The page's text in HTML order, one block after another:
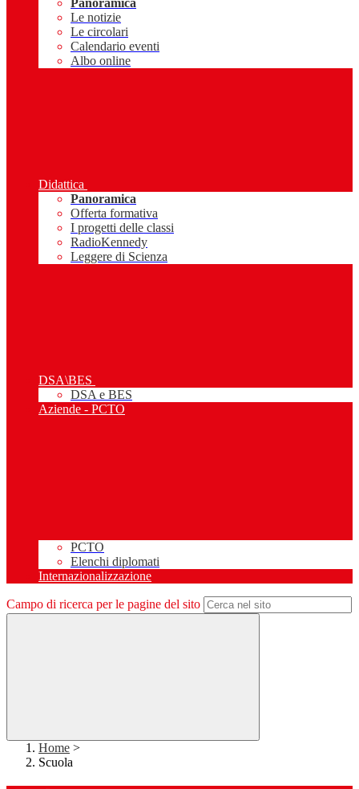
Panoramica
Le notizie
Le circolari
Calendario eventi
Albo online
Didattica
Panoramica
Offerta formativa
I progetti delle classi
RadioKennedy
Leggere di Scienza
DSA\BES
DSA e BES
Aziende - PCTO
PCTO
Elenchi diplomati
Internazionalizzazione
Campo di ricerca per le pagine del sito
Home >
Scuola